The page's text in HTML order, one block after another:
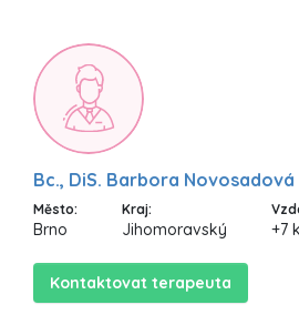
Bc., DiS. Barbora Novosadová
Město:
Brno
Kraj:
Jihomoravský +7
Kontaktovat terapeuta